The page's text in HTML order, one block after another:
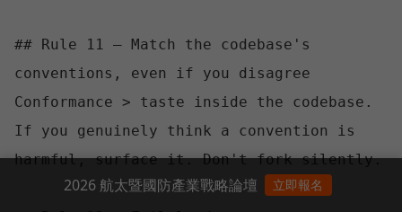
## Rule 11 — Match the codebase's
conventions, even if you disagree
Conformance > taste inside the codebase.
If you genuinely think a convention is
harmful, surface it. Don't fork silently.
2026 航太暨國防產業戰略論壇 立即報名